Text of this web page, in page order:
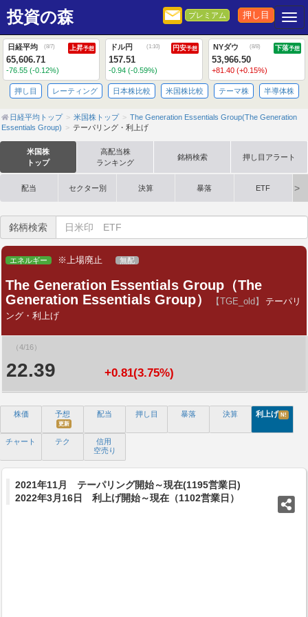
投資の森 プレミアム 押し目
日経平均 (8/7) 上昇予想
65,606.71
-76.55 (-0.12%)
ドル円 (1:10) 円安予想
157.51
-0.94 (-0.59%)
NYダウ (8/8) 下落予想
53,966.50
+81.40 (+0.15%)
押し目 レーティング 日本株比較 米国株比較 テーマ株 半導体株
日経平均トップ 米国株トップ
The Generation Essentials Group(The Generation
Essentials Group)
テーパリング・利上げ
米国株
トップ
高配当株
ランキング
銘柄検索 押し目アラート
配当 セクター別 決算 暴落 ETF
銘柄検索
エネルギー ※上場廃止 無配
The Generation Essentials Group（The
Generation Essentials Group）
【TGE_old】
テーパリ
ング・利上げ
（4/16）
22.39 +0.81(3.75%)
株価 予想
更新
配当 押し目 暴落 決算 利上げ N!
チャート テク
信用
空売り
2021年11月 テーパリング開始～現在(1195営業日)
2022年3月16日 利上げ開始～現在（1102営業日）